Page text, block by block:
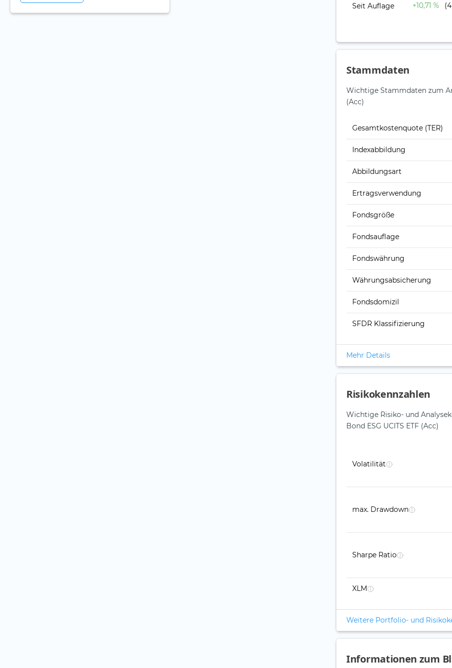
Seit Auflage +10,71 %
Stammdaten
Wichtige Stammdaten zum
(Acc)
Gesamt­kosten­quote (TER)
Index­abbildung
Abbildungs­art
Ertrags­verwendung
Fonds­größe
Fonds­auflage
Fonds­währung
Währungsabsicherung
Fondsdomizil
SFDR Klassifizierung
Mehr Details
Risikokennzahlen
Wichtige Risiko- und
Bond ESG UCITS ETF (Acc)
Volatilität
max. Drawdown
Sharpe Ratio
XLM
Weitere Portfolio- und
Informationen zum